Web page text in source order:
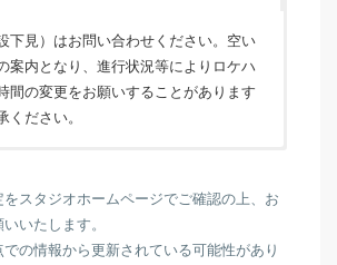
下見）はお問い合わせください。空い
案内となり、進行状況等によりロケハ
間の変更をお願いすることがあります
ください。
スタジオホームページでご確認の上、お
いたします。
の情報から更新されている可能性があり